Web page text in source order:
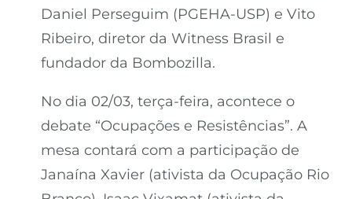
Daniel Perseguim (PGEHA-USP) e Vito
Ribeiro, diretor da Witness Brasil e
fundador da Bombozilla.
No dia 02/03, terça-feira, acontece o
debate “Ocupações e Resistências”. A
mesa contará com a participação de
Janaína Xavier (ativista da Ocupação Rio